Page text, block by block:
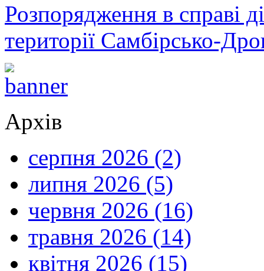
Розпорядження в справі
території Самбірсько-
Архів
серпня 2026 (2)
липня 2026 (5)
червня 2026 (16)
травня 2026 (14)
квітня 2026 (15)